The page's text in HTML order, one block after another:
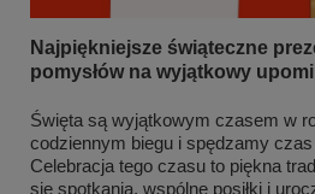
Najpiękniejsze świąteczne
pomysłów na wyjątkowy
Święta są wyjątkowym czasem w
codziennym biegu i spędzamy
Celebracja tego czasu to piękna
się spotkania, wspólne posiłki i